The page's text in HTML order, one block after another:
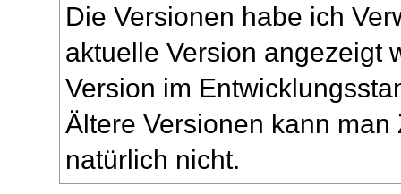
Die Versionen habe ich
aktuelle Version angezeigt
Version im
Ältere Versionen kann
natürlich nicht.